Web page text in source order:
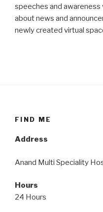
speeches and
about news and
newly created virtual
FIND ME
Address
Anand Multi Speciality
Hours
24 Hours